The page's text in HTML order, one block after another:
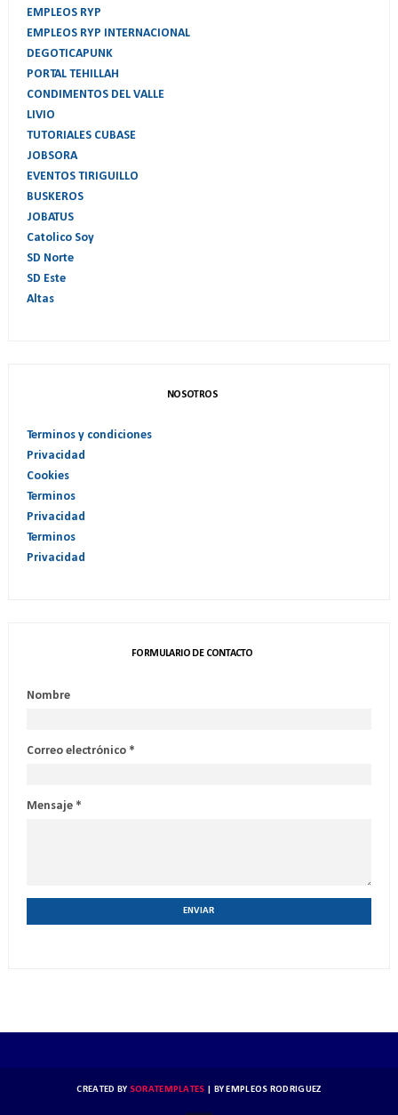
EMPLEOS RYP
EMPLEOS RYP INTERNACIONAL
DEGOTICAPUNK
PORTAL TEHILLAH
CONDIMENTOS DEL VALLE
LIVIO
TUTORIALES CUBASE
JOBSORA
EVENTOS TIRIGUILLO
BUSKEROS
JOBATUS
Catolico Soy
SD Norte
SD Este
Altas
NOSOTROS
Terminos y condiciones
Privacidad
Cookies
Terminos
Privacidad
Terminos
Privacidad
FORMULARIO DE CONTACTO
Nombre
Correo electrónico *
Mensaje *
CREATED BY SORATEMPLATES | BYEMPLEOS RODRIGUEZ